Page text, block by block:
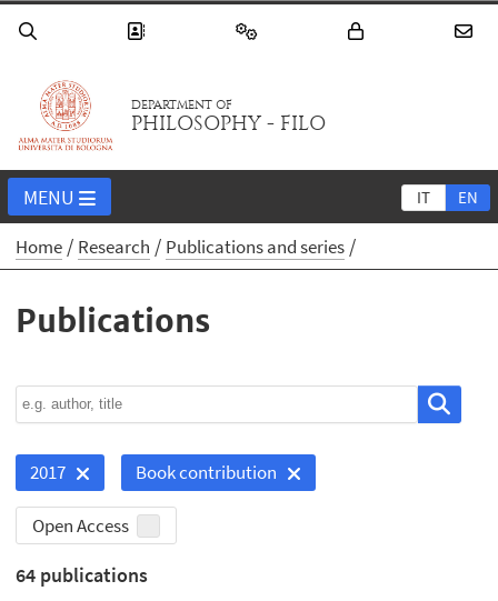
DEPARTMENT OF
PHILOSOPHY - FILO
IT EN
MENU
Home Research Publications and series
Publications
2017 Book contribution
Open Access
64 publications